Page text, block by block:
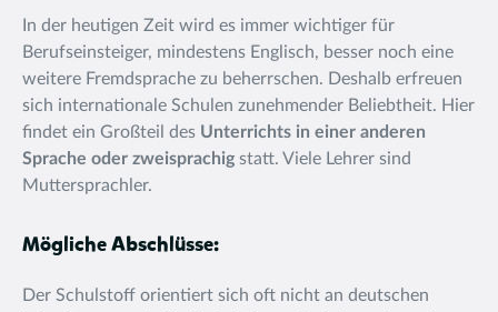
In der heutigen Zeit wird es immer wichtiger für
Berufseinsteiger, mindestens Englisch, besser noch eine
weitere Fremdsprache zu beherrschen. Deshalb erfreuen
sich internationale Schulen zunehmender Beliebtheit. Hier
findet ein Großteil des Unterrichts in einer anderen
Sprache oder zweisprachig statt. Viele Lehrer sind
Muttersprachler.
Mögliche Abschlüsse:
Der Schulstoff orientiert sich oft nicht an deutschen